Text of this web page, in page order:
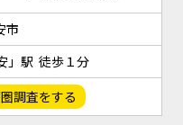
市
」駅 徒歩１分
調査をする